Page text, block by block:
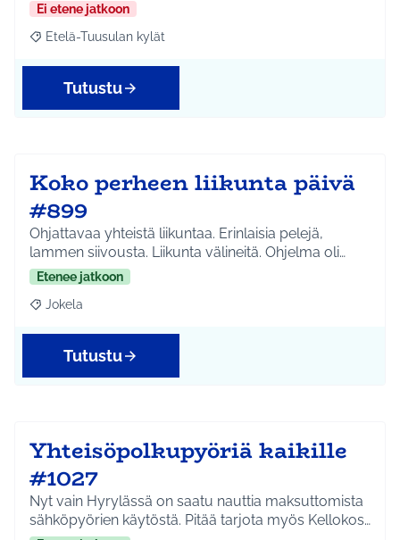
Ei etene jatkoon
Rajaa tulokset aihepiirin mukaan: Etelä-Tuusulan kylät
Etelä-Tuusulan kylät
Tutustu
Koko perheen liikunta päivä
#899
Ohjattavaa yhteistä liikuntaa. Erinlaisia pelejä,
lammen siivousta. Liikunta välineitä. Ohjelma oli…
Etenee jatkoon
Rajaa tulokset aihepiirin mukaan: Jokela
Jokela
Tutustu
Yhteisöpolkupyöriä kaikille
#1027
Nyt vain Hyrylässä on saatu nauttia maksuttomista
sähköpyörien käytöstä. Pitää tarjota myös Kellokos…